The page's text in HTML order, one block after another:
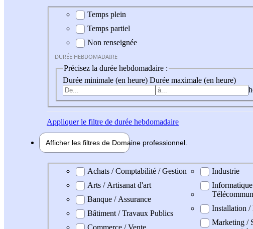
Durée hebdomadaire
Temps plein
Temps partiel
Non renseignée
DURÉE HEBDOMADAIRE
Précisez la durée hebdomadaire :
Durée minimale (en heure) Durée maximale (en heure)
Appliquerle filtre de durée hebdomadaire
Afficher les filtres de Domaine professionnel
Domaine professionel
Achats / Comptabilité / Gestion
Arts / Artisanat d'art
Banque / Assurance
Bâtiment / Travaux Publics
Commerce / Vente
Industrie
Installation /
Marketing /